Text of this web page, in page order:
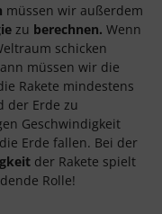
müssen wir außerdem
zu berechnen. Wenn
schicken
müssen wir die
Rakete mindestens
der Erde zu
Geschwindigkeit
Erde fallen. Bei der
der Rakete spielt
Rolle!